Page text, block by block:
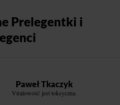
Prelegentki i
Paweł Tkaczyk
Viralowość jest toksyczna.